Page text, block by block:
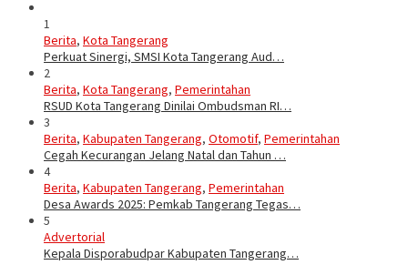
1
Berita, Kota Tangerang
Perkuat Sinergi, SMSI Kota Tangerang Aud…
2
Berita, Kota Tangerang, Pemerintahan
RSUD Kota Tangerang Dinilai Ombudsman RI…
3
Berita, Kabupaten Tangerang, Otomotif, Pemerintahan
Cegah Kecurangan Jelang Natal dan Tahun …
4
Berita, Kabupaten Tangerang, Pemerintahan
Desa Awards 2025: Pemkab Tangerang Tegas…
5
Advertorial
Kepala Disporabudpar Kabupaten Tangerang…